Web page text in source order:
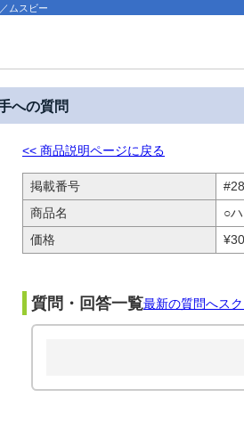
ムスビー
への質問
<< 商品説明ページに戻る
掲載番号
商品名
○
価格
質問・回答一覧最新の質問へス